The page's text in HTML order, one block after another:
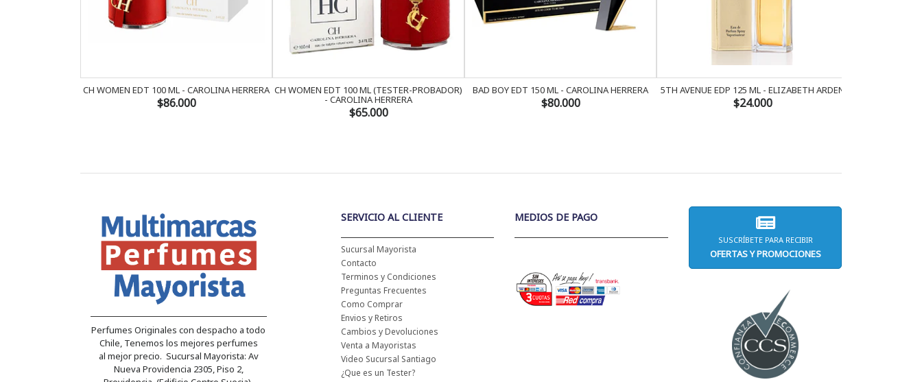
CH WOMEN EDT 100 ML - CAROLINA HERRERA
$86.000
CH WOMEN EDT 100 ML (TESTER-PROBADOR)
- CAROLINA HERRERA
$65.000
BAD BOY EDT 150 ML - CAROLINA HERRERA
$80.000
5TH AVENUE EDP 125 ML - ELIZABETH ARDEN
$24.000
Perfumes Originales con despacho a todo
Chile, Tenemos los mejores perfumes
al mejor precio. Sucursal Mayorista: Av
Nueva Providencia 2305, Piso 2,
SERVICIO AL CLIENTE
Sucursal Mayorista
Contacto
Terminos y Condiciones
Preguntas Frecuentes
Como Comprar
Envios y Retiros
Cambios y Devoluciones
Venta a Mayoristas
Video Sucursal Santiago
¿Que es un Tester?
MEDIOS DE PAGO
SUSCRÍBETE PARA RECIBIR
OFERTAS Y PROMOCIONES